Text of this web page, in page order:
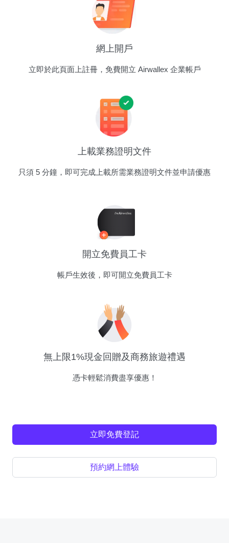
網上開戶
立即於此頁面上註冊，免費開立 Airwallex 企業帳戶
上載業務證明文件
只須 5 分鐘，即可完成上載所需業務證明文件並申請優惠
開立免費員工卡
帳戶生效後，即可開立免費員工卡
無上限1%現金回贈及商務旅遊禮遇
憑卡輕鬆消費盡享優惠！
立即免費登記
預約網上體驗